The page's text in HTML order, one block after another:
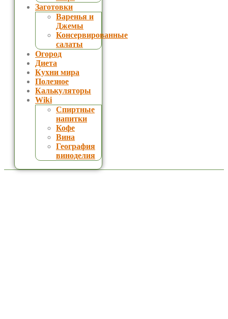
Заготовки
Варенья и
Джемы
Консервированные
салаты
Огород
Диета
Кухни мира
Полезное
Калькуляторы
Wiki
Спиртные
напитки
Кофе
Вина
География
виноделия